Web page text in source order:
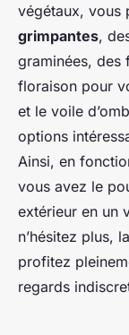
végétaux, vous
grimpantes,
graminées, des
floraison pour
et le voile
options
Ainsi, en
vous avez le
extérieur en un
n’hésitez plus,
profitez
regards